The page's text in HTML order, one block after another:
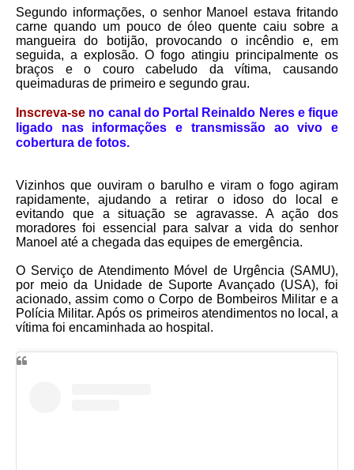
Segundo informações, o senhor Manoel estava fritando
carne quando um pouco de óleo quente caiu sobre a
mangueira do botijão, provocando o incêndio e, em
seguida, a explosão. O fogo atingiu principalmente os
braços e o couro cabeludo da vítima, causando
queimaduras de primeiro e segundo grau.
Inscreva-se no canal do Portal Reinaldo Neres e fique
ligado nas informações e transmissão ao vivo e
cobertura de fotos.
Vizinhos que ouviram o barulho e viram o fogo agiram
rapidamente, ajudando a retirar o idoso do local e
evitando que a situação se agravasse. A ação dos
moradores foi essencial para salvar a vida do senhor
Manoel até a chegada das equipes de emergência.
O Serviço de Atendimento Móvel de Urgência (SAMU),
por meio da Unidade de Suporte Avançado (USA), foi
acionado, assim como o Corpo de Bombeiros Militar e a
Polícia Militar. Após os primeiros atendimentos no local, a
vítima foi encaminhada ao hospital.